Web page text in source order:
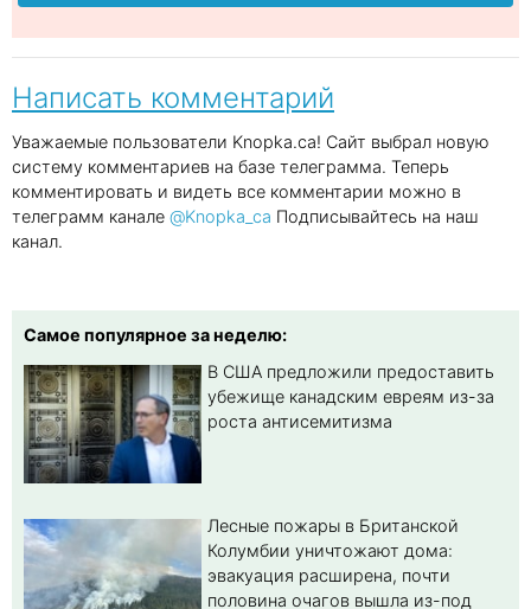
Написать комментарий
Уважаемые пользователи Knopka.ca! Сайт выбрал новую
систему комментариев на базе телеграмма. Теперь
комментировать и видеть все комментарии можно в
телеграмм канале @Knopka_ca Подписывайтесь на наш
канал.
Самое популярное за неделю:
В США предложили предоставить
убежище канадским евреям из-за
роста антисемитизма
Лесные пожары в Британской
Колумбии уничтожают дома:
эвакуация расширена, почти
половина очагов вышла из-под